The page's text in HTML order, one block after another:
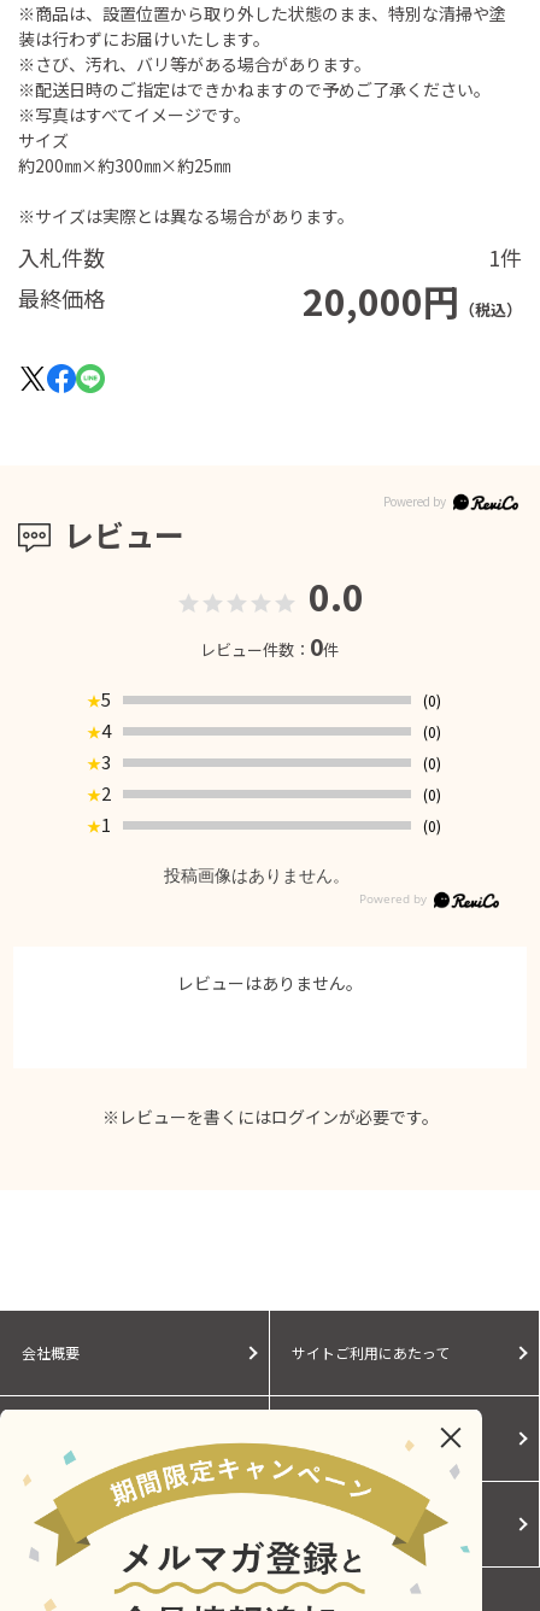
入札件数
1件
最終価格
20,000円 （税込）
※商品は、設置位置から取り外した状態のまま、特別な清掃や塗
装は行わずにお届けいたします。
※さび、汚れ、バリ等がある場合があります。
※配送日時のご指定はできかねますので予めご了承ください。
※写真はすべてイメージです。
サイズ
約200㎜×約300㎜×約25㎜
※サイズは実際とは異なる場合があります。
レビュー
0.0
レビュー件数： 0件
★5
(0)
★4
(0)
★3
(0)
★2
(0)
★1 (0)
投稿画像はありません。
レビューはありません。
※レビューを書くにはログインが必要です。
会社概要 サイトご利用にあたって
Cookieポリシー ご利用規約